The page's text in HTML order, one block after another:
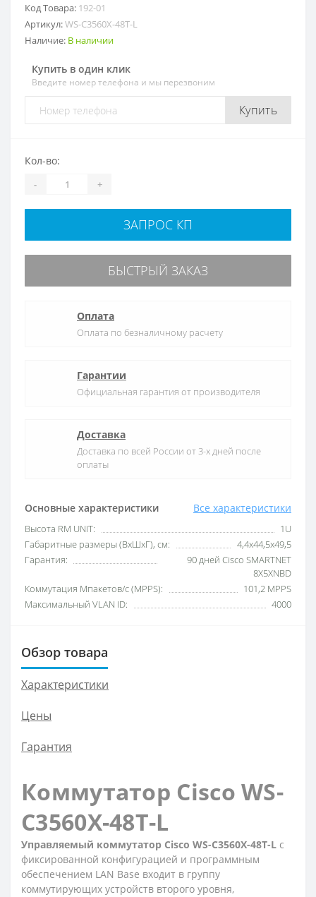
Код Товара: 192-01
Артикул:WS-C3560X-48T-L
Наличие: В наличии
Купить в один клик
Введите номер телефона и мы перезвоним
Купить
Основные характеристики Все характеристики
Высота RM UNIT:
1U
Габаритные размеры (ВхШхГ), см:
4,4х44,5х49,5
Гарантия:
90 дней Cisco SMARTNET
8X5XNBD
Коммутация Мпакетов/с (MPPS):
101,2 MPPS
Максимальный VLAN ID:
4000
Кол-во:
- +
ЗАПРОС КП
БЫСТРЫЙ ЗАКАЗ
Оплата
Оплата по безналичному расчету
Гарантии
Официальная гарантия от производителя
Доставка
Доставка по всей России от 3-х дней после
оплаты
Обзор товара
Характеристики
Цены
Гарантия
Коммутатор Cisco WS-
C3560X-48T-L
Управляемый коммутатор Cisco WS-C3560X-48T-L с
фиксированной конфигурацией и программным
обеспечением LAN Base входит в группу
коммутирующих устройств второго уровня,